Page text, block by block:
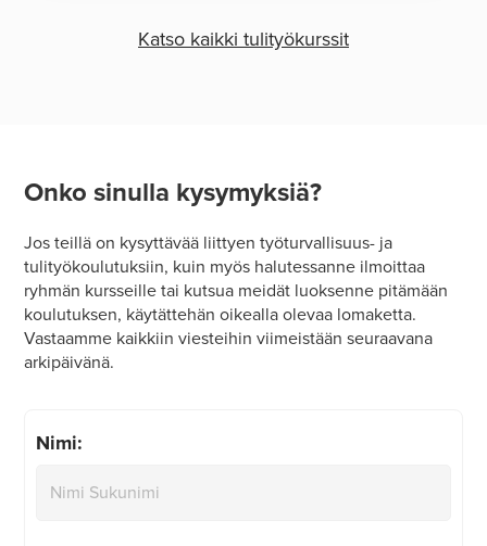
Katso kaikki tulityökurssit
Onko sinulla kysymyksiä?
Jos teillä on kysyttävää liittyen työturvallisuus- ja
tulityökoulutuksiin, kuin myös halutessanne ilmoittaa
ryhmän kursseille tai kutsua meidät luoksenne pitämään
koulutuksen, käytättehän oikealla olevaa lomaketta.
Vastaamme kaikkiin viesteihin viimeistään seuraavana
arkipäivänä.
Nimi: